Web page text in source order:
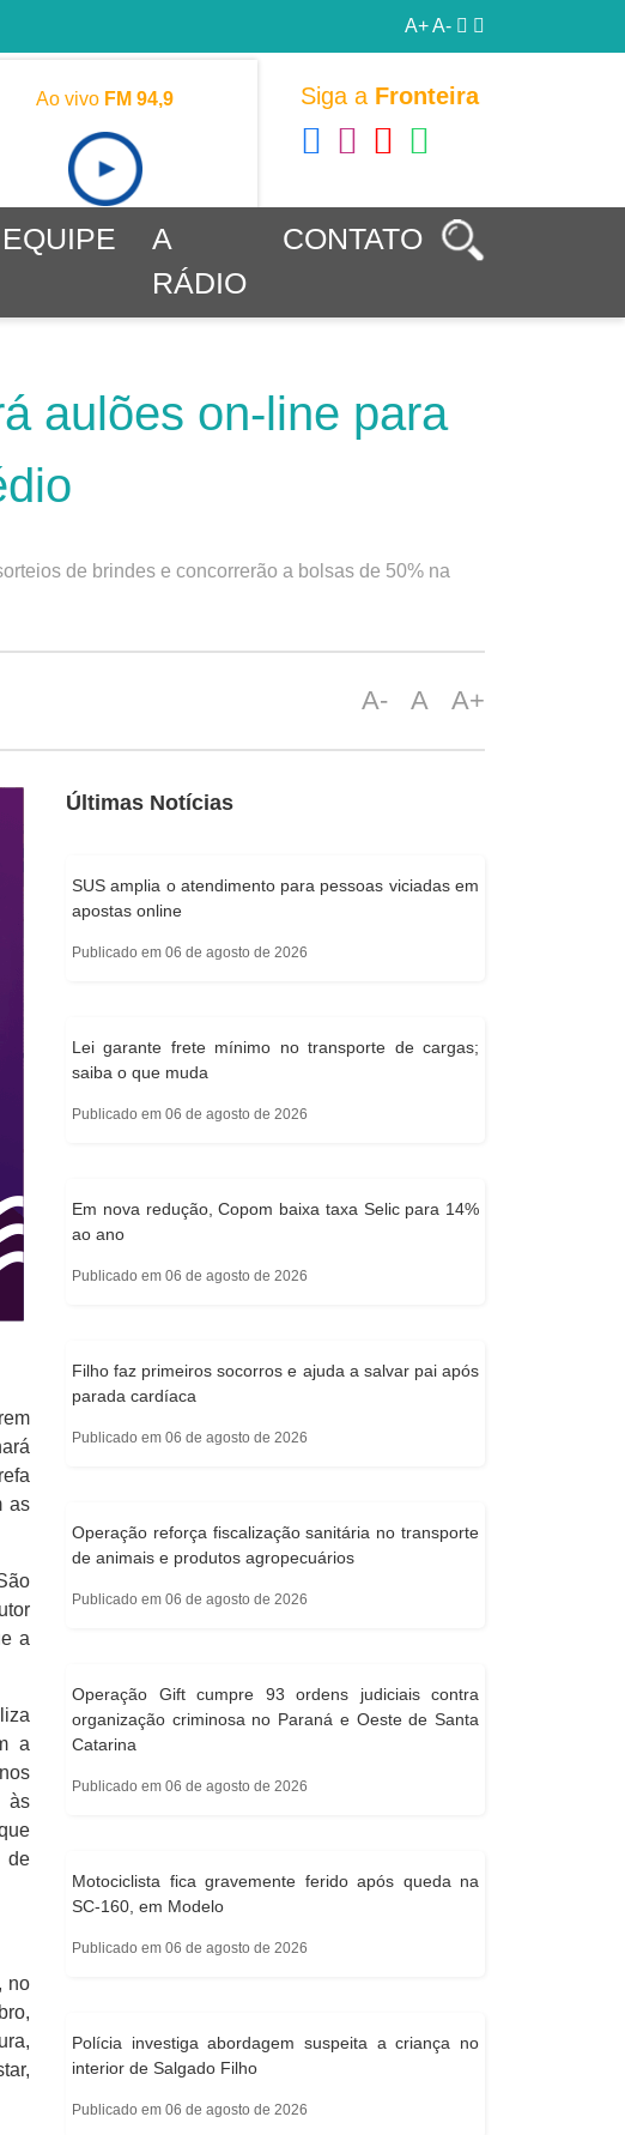
A+A-
Ao vivo FM 94,9 Siga a Fronteira
EQUIPE
A
RÁDIO
CONTATO
aulões on-line para
de brindes e concorrerão a bolsas de 50% na
A- A A+
as
a
a
às
de
no
Últimas Notícias
SUS amplia o atendimento para pessoas viciadas em
apostas online
Publicado em 06 de agosto de 2026
Lei garante frete mínimo no transporte de cargas;
saiba o que muda
Publicado em 06 de agosto de 2026
Em nova redução, Copom baixa taxa Selic para 14%
ao ano
Publicado em 06 de agosto de 2026
Filho faz primeiros socorros e ajuda a salvar pai após
parada cardíaca
Publicado em 06 de agosto de 2026
Operação reforça fiscalização sanitária no transporte
de animais e produtos agropecuários
Publicado em 06 de agosto de 2026
Operação Gift cumpre 93 ordens judiciais contra
organização criminosa no Paraná e Oeste de Santa
Catarina
Publicado em 06 de agosto de 2026
Motociclista fica gravemente ferido após queda na
SC-160, em Modelo
Publicado em 06 de agosto de 2026
Polícia investiga abordagem suspeita a criança no
interior de Salgado Filho
Publicado em 06 de agosto de 2026